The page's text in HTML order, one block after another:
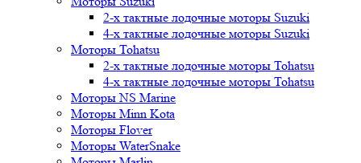
2-х тактные лодочные моторы Suzuki
4-х тактные лодочные моторы Suzuki
Моторы Tohatsu
2-х тактные лодочные моторы Tohatsu
4-х тактные лодочные моторы Tohatsu
Моторы NS Marine
Моторы Minn Kota
Моторы Flover
Моторы WaterSnake